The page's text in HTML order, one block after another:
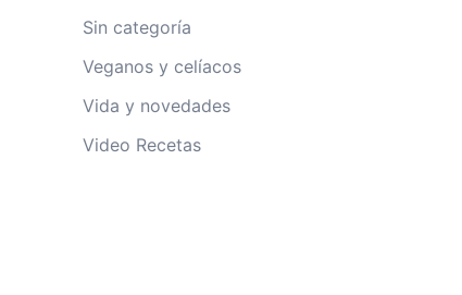
Sin categoría
Veganos y celíacos
Vida y novedades
Video Recetas